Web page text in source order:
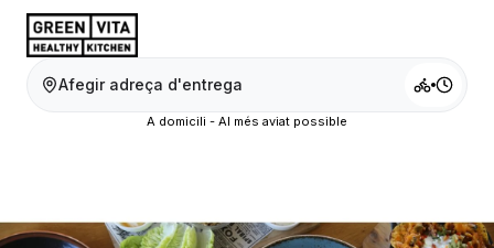
Afegir adreça d'entrega
A domicili - Al més aviat possible